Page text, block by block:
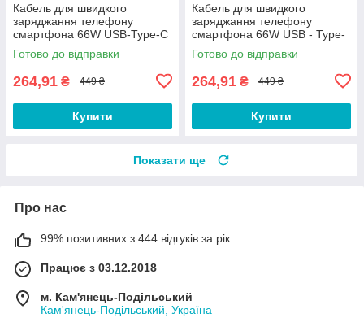
Кабель для швидкого
заряджання телефону
смартфона 66W USB-Type-C
0.5 м. Зарядний провід шнур
ЮСБ на Тайп Сі DF1E
Готово до відправки
264,91 ₴ 449 ₴
Купити
Кабель для швидкого
заряджання телефону
смартфона 66W USB - Type-
C 0.5 м. Зарядний провід
шнур ЮСБ на Тайп Сі DF1F
Готово до відправки
264,91 ₴ 449 ₴
Купити
Показати ще
Про нас
99% позитивних з 444 відгуків за рік
Працює з 03.12.2018
м. Кам'янець-Подільський
Кам'янець-Подільський, Україна